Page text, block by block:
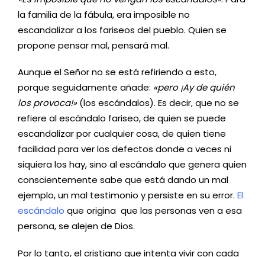
la familia de la fábula, era imposible no
escandalizar a los fariseos del pueblo. Quien se
propone pensar mal, pensará mal.
Aunque el Señor no se está refiriendo a esto,
porque seguidamente añade: «pero ¡Ay de quién
los provoca!»(los escándalos). Es decir, que no se
refiere al escándalo fariseo, de quien se puede
escandalizar por cualquier cosa, de quien tiene
facilidad para ver los defectos donde a veces ni
siquiera los hay, sino al escándalo que genera quien
conscientemente sabe que está dando un mal
ejemplo, un mal testimonio y persiste en su error. El
escándalo que origina que las personas ven a esa
persona, se alejen de Dios.
Por lo tanto, el cristiano que intenta vivir con cada